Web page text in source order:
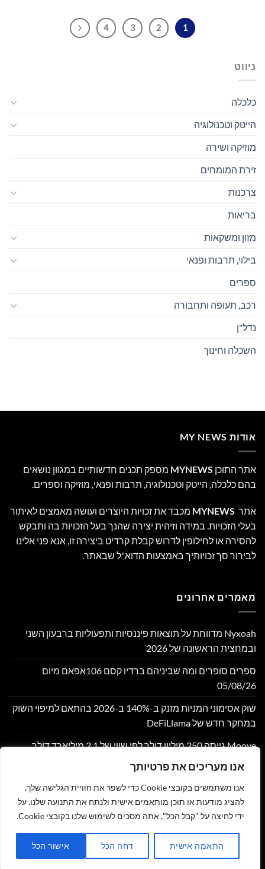
אנו מעריכים את פרטיותך
אנו משתמשים בקובצי Cookie כדי לשפר את חוויית הגלישה שלך,
להציג מודעות או תוכן מותאמים אישית ולנתח את התנועה שלנו. על
ידי לחיצה על "קבל הכל", אתה מסכים לשימוש שלנו בקובצי Cookie.
התאמה אישית דחה הכל אישור הכל
1
2
3
4
ניווט
כלכלה
הייטק וטכנולוגיה
מוזיקה ושירה
זירת המומחים
צרכנות
בריאות
מזון ומשקאות
בילוי, תרבות ופנאי
ספרים
רכב, תעופה ותחבורה
נדל"ן
השכלה וחינוך
אודות MY NEWS
אתר התוכן MYNEWS מספק תכנים חדשותיים במגוון נושאים
בהם כלכלה, הייטק וטכנולוגיה, תרבות ופנאי, מוזיקה וספרים.
אתר MYNEWS מכבד את זכויות היוצרים ועושה מאמצים לאיתור
בעלי הזכויות. במידה וזיהית יצירה שהנך בעל הזכויות בה ותבקש
להסירה או לחילופין לדרוש קבלת קרדיט ביצירה זו, אנא פני אלינו
לבירור סך זכויותיך באמצעות הדוא"ל שבאתר.
מאמרים אחרונים
Nyxoah מדווחת על תוצאות פיננסיות ותפעוליות ברבעון השני
ובמחצית הראשונה של 2026
ספרים סופרים ומה שביניהם ברדיו קסם 106אפאם מיום
05/08/26
שוק אסימוני המניות מזנק ב-140% ב-2026 בהתאם למיפוי השוק
במחקר חדש של DeFiLlama
Moove גייסה 250 מיליון דולר לפי שווי של 2.1 מיליארד דולר,
Bitget משלבת את הגרפים של TradingView עבור שוק הסחורות
כל הזכויות שמורות 2026 © זהר נוי - MY NEWS